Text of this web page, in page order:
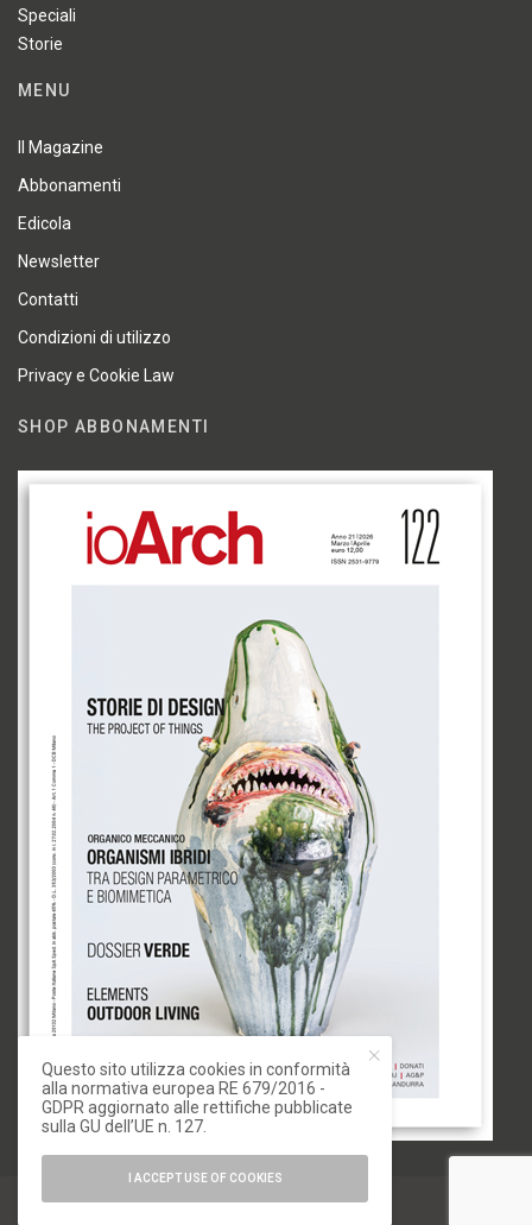
Speciali
Storie
MENU
Il Magazine
Abbonamenti
Edicola
Newsletter
Contatti
Condizioni di utilizzo
Privacy e Cookie Law
SHOP ABBONAMENTI
© 2020 IoArch. All Rights Reserved.
Questo sito utilizza cookies in conformità
alla normativa europea RE 679/2016 -
GDPR aggiornato alle rettifiche pubblicate
sulla GU dell’UE n. 127.
I ACCEPT USE OF COOKIES